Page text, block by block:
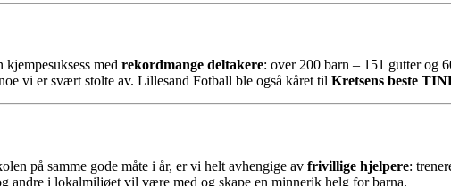
med rekordmange deltakere: over 200 barn – 151 gutter og
vi er svært stolte av. Lillesand Fotball ble også kåret til Kretsens beste
på samme gode måte i år, er vi helt avhengige av frivillige hjelpere:
andre i lokalmiljøet vil være med og skape en minnerik helg for barna.